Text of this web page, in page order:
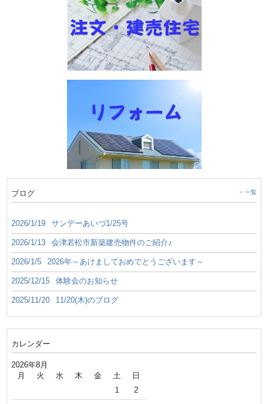
ブログ 一覧
2026/1/19 サンデーあいづ1/25号
2026/1/13 会津若松市新築建売物件のご紹介♪
2026/1/5 2026年～あけましておめでとうございます～
2025/12/15 体験会のお知らせ
2025/11/20 11/20(木)のブログ
カレンダー
2026年8月
月 火 水 木 金 土 日
1 2